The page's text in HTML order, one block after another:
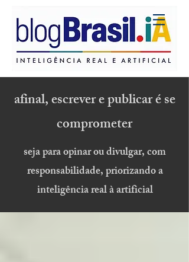
afinal, escrever e publicar é se
comprometer
seja para opinar ou divulgar, com
responsabilidade, priorizando a
inteligência real à artificial